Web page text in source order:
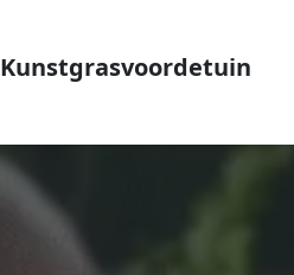
Kunstgrasvoordetuin